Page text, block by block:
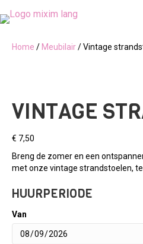
Home / Meubilair/ Vintage
VINTAGE
€ 7,50
Breng de zomer en een
met onze vintage strandstoelen, te
HUURPERIODE
Van